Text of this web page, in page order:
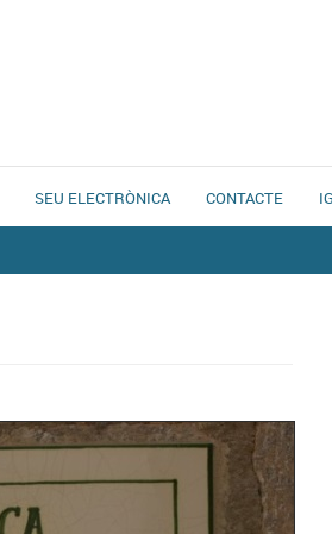
SEU ELECTRÒNICA CONTACTE